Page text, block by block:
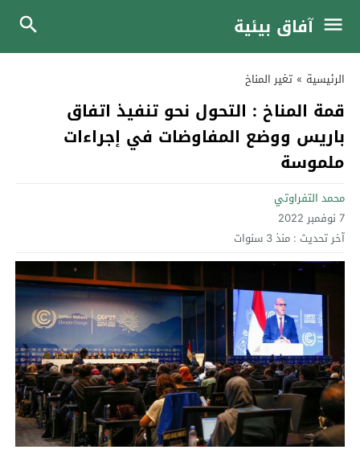
آفاق بيئية
الرئيسية » تغير المناخ
قمة المناخ : التحول نحو تنفيذ اتفاق
باريس ووضع المفاوضات في إجراءات
ملموسة
محمد التفراوتي
7 نوفمبر 2022
آخر تحديث : منذ 3 سنوات